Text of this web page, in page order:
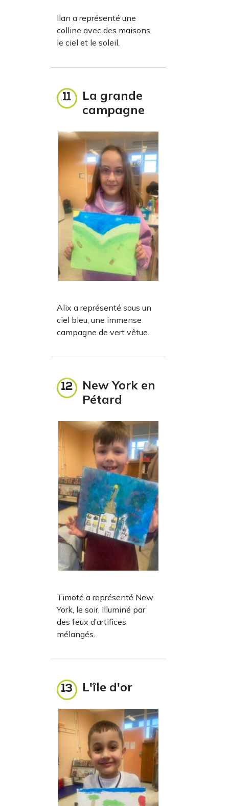
Ilan a représenté une
colline avec des maisons,
le ciel et le soleil.
11
La grande
campagne
Alix a représenté sous un
ciel bleu, une immense
campagne de vert vêtue.
12
New York en
Pétard
Timoté a représenté New
York, le soir, illuminé par
des feux d’artifices
mélangés.
13 L'île d'or